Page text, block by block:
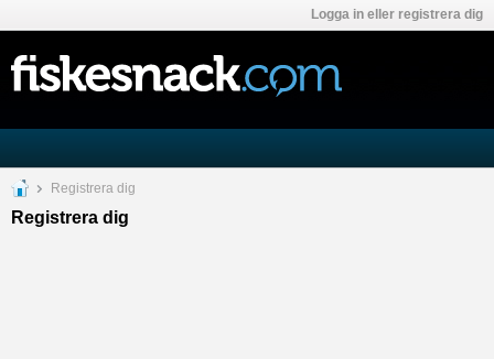
Logga in eller registrera dig
Registrera dig
Registrera dig